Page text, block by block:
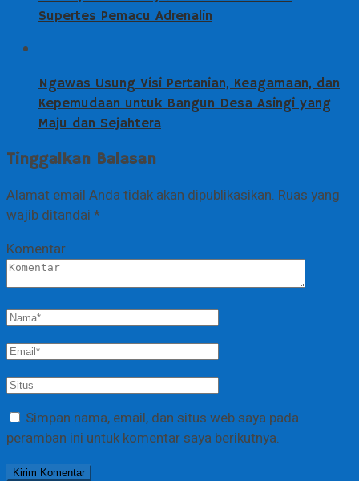
Supertes Pemacu Adrenalin
Ngawas Usung Visi Pertanian, Keagamaan, dan
Kepemudaan untuk Bangun Desa Asingi yang
Maju dan Sejahtera
Tinggalkan Balasan
Alamat email Anda tidak akan dipublikasikan. Ruas yang
wajib ditandai *
Komentar
Simpan nama, email, dan situs web saya pada
peramban ini untuk komentar saya berikutnya.